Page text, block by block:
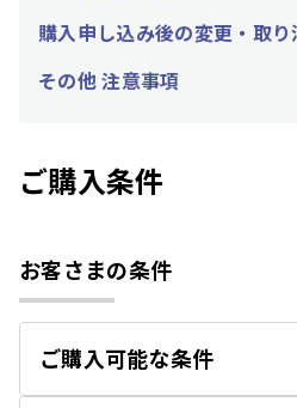
購入申し込み後の変更・取
その他 注意事項
ご購入条件
お客さまの条件
ご購入可能な条件